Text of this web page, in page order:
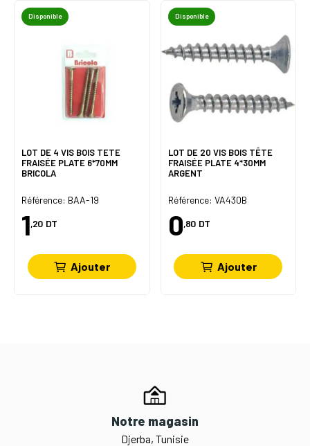
Disponible
LOT DE 4 VIS BOIS TETE
FRAISÉE PLATE 6*70MM
BRICOLA
Référence: BAA-19
1,20 DT
Ajouter
Disponible
LOT DE 20 VIS BOIS TÊTE
FRAISÉE PLATE 4*30MM
ARGENT
Référence: VA430B
0,80 DT
Ajouter
Notre magasin
Djerba, Tunisie